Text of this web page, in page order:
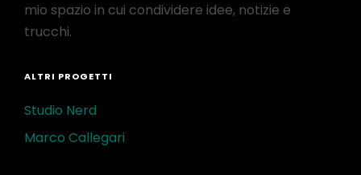
mio spazio in cui condividere idee, notizie e
trucchi.
ALTRI PROGETTI
Studio Nerd
Marco Callegari